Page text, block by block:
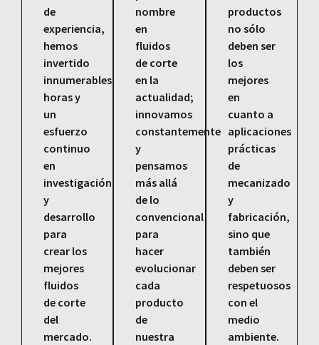
de
experiencia,
hemos
invertido
innumerables
horas y
un
esfuerzo
continuo
en
investigación
y
desarrollo
para
crear los
mejores
fluidos
de corte
del
mercado.
nombre
en
fluidos
de corte
en la
actualidad;
innovamos
constantemente
y
pensamos
más allá
de lo
convencional
para
hacer
evolucionar
cada
producto
de
nuestra
productos
no sólo
deben ser
los
mejores
en
cuanto a
aplicaciones
prácticas
de
mecanizado
y
fabricación,
sino que
también
deben ser
respetuosos
con el
medio
ambiente.